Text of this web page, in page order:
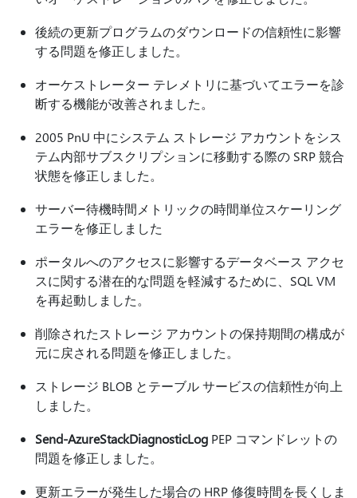
後続の更新プログラムのダウンロードの信頼性に影響
する問題を修正しました。
オーケストレーター テレメトリに基づいてエラーを診
断する機能が改善されました。
2005 PnU 中にシステム ストレージ アカウントをシス
テム内部サブスクリプションに移動する際の SRP 競合
状態を修正しました。
サーバー待機時間メトリックの時間単位スケーリング
エラーを修正しました
ポータルへのアクセスに影響するデータベース アクセ
スに関する潜在的な問題を軽減するために、SQL VM
を再起動しました。
削除されたストレージ アカウントの保持期間の構成が
元に戻される問題を修正しました。
ストレージ BLOB とテーブル サービスの信頼性が向上
しました。
Send-AzureStackDiagnosticLog PEP コマンドレットの
問題を修正しました。
更新エラーが発生した場合の HRP 修復時間を長くしま